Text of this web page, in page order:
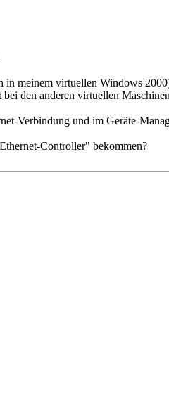
meinem virtuellen Windows
den anderen virtuellen
Verbindung und im Geräte-
Controller" bekommen?